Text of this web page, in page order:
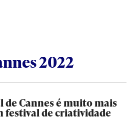
2022
de Cannes é muito mais
festival de criatividade